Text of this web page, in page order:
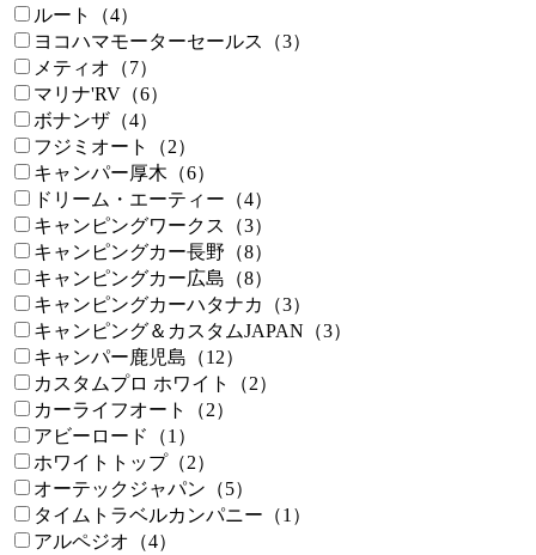
ルート（4）
ヨコハマモーターセールス（3）
メティオ（7）
マリナ'RV（6）
ボナンザ（4）
フジミオート（2）
キャンパー厚木（6）
ドリーム・エーティー（4）
キャンピングワークス（3）
キャンピングカー長野（8）
キャンピングカー広島（8）
キャンピングカーハタナカ（3）
キャンピング＆カスタムJAPAN（3）
キャンパー鹿児島（12）
カスタムプロ ホワイト（2）
カーライフオート（2）
アビーロード（1）
ホワイトトップ（2）
オーテックジャパン（5）
タイムトラベルカンパニー（1）
アルペジオ（4）